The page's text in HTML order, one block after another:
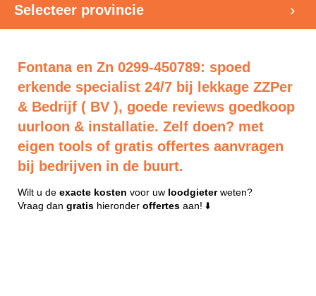
Selecteer provincie
Fontana en Zn 0299-450789: spoed
erkende specialist 24/7 bij lekkage ZZPer
& Bedrijf ( BV ), goede reviews goedkoop
uurloon & installatie. Zelf doen? met
eigen tools of gratis offertes aanvragen
bij bedrijven in de buurt.
Wilt u de exacte kosten voor uw loodgieterweten?
Vraag dan gratis hieronder offertes aan! ⬇️